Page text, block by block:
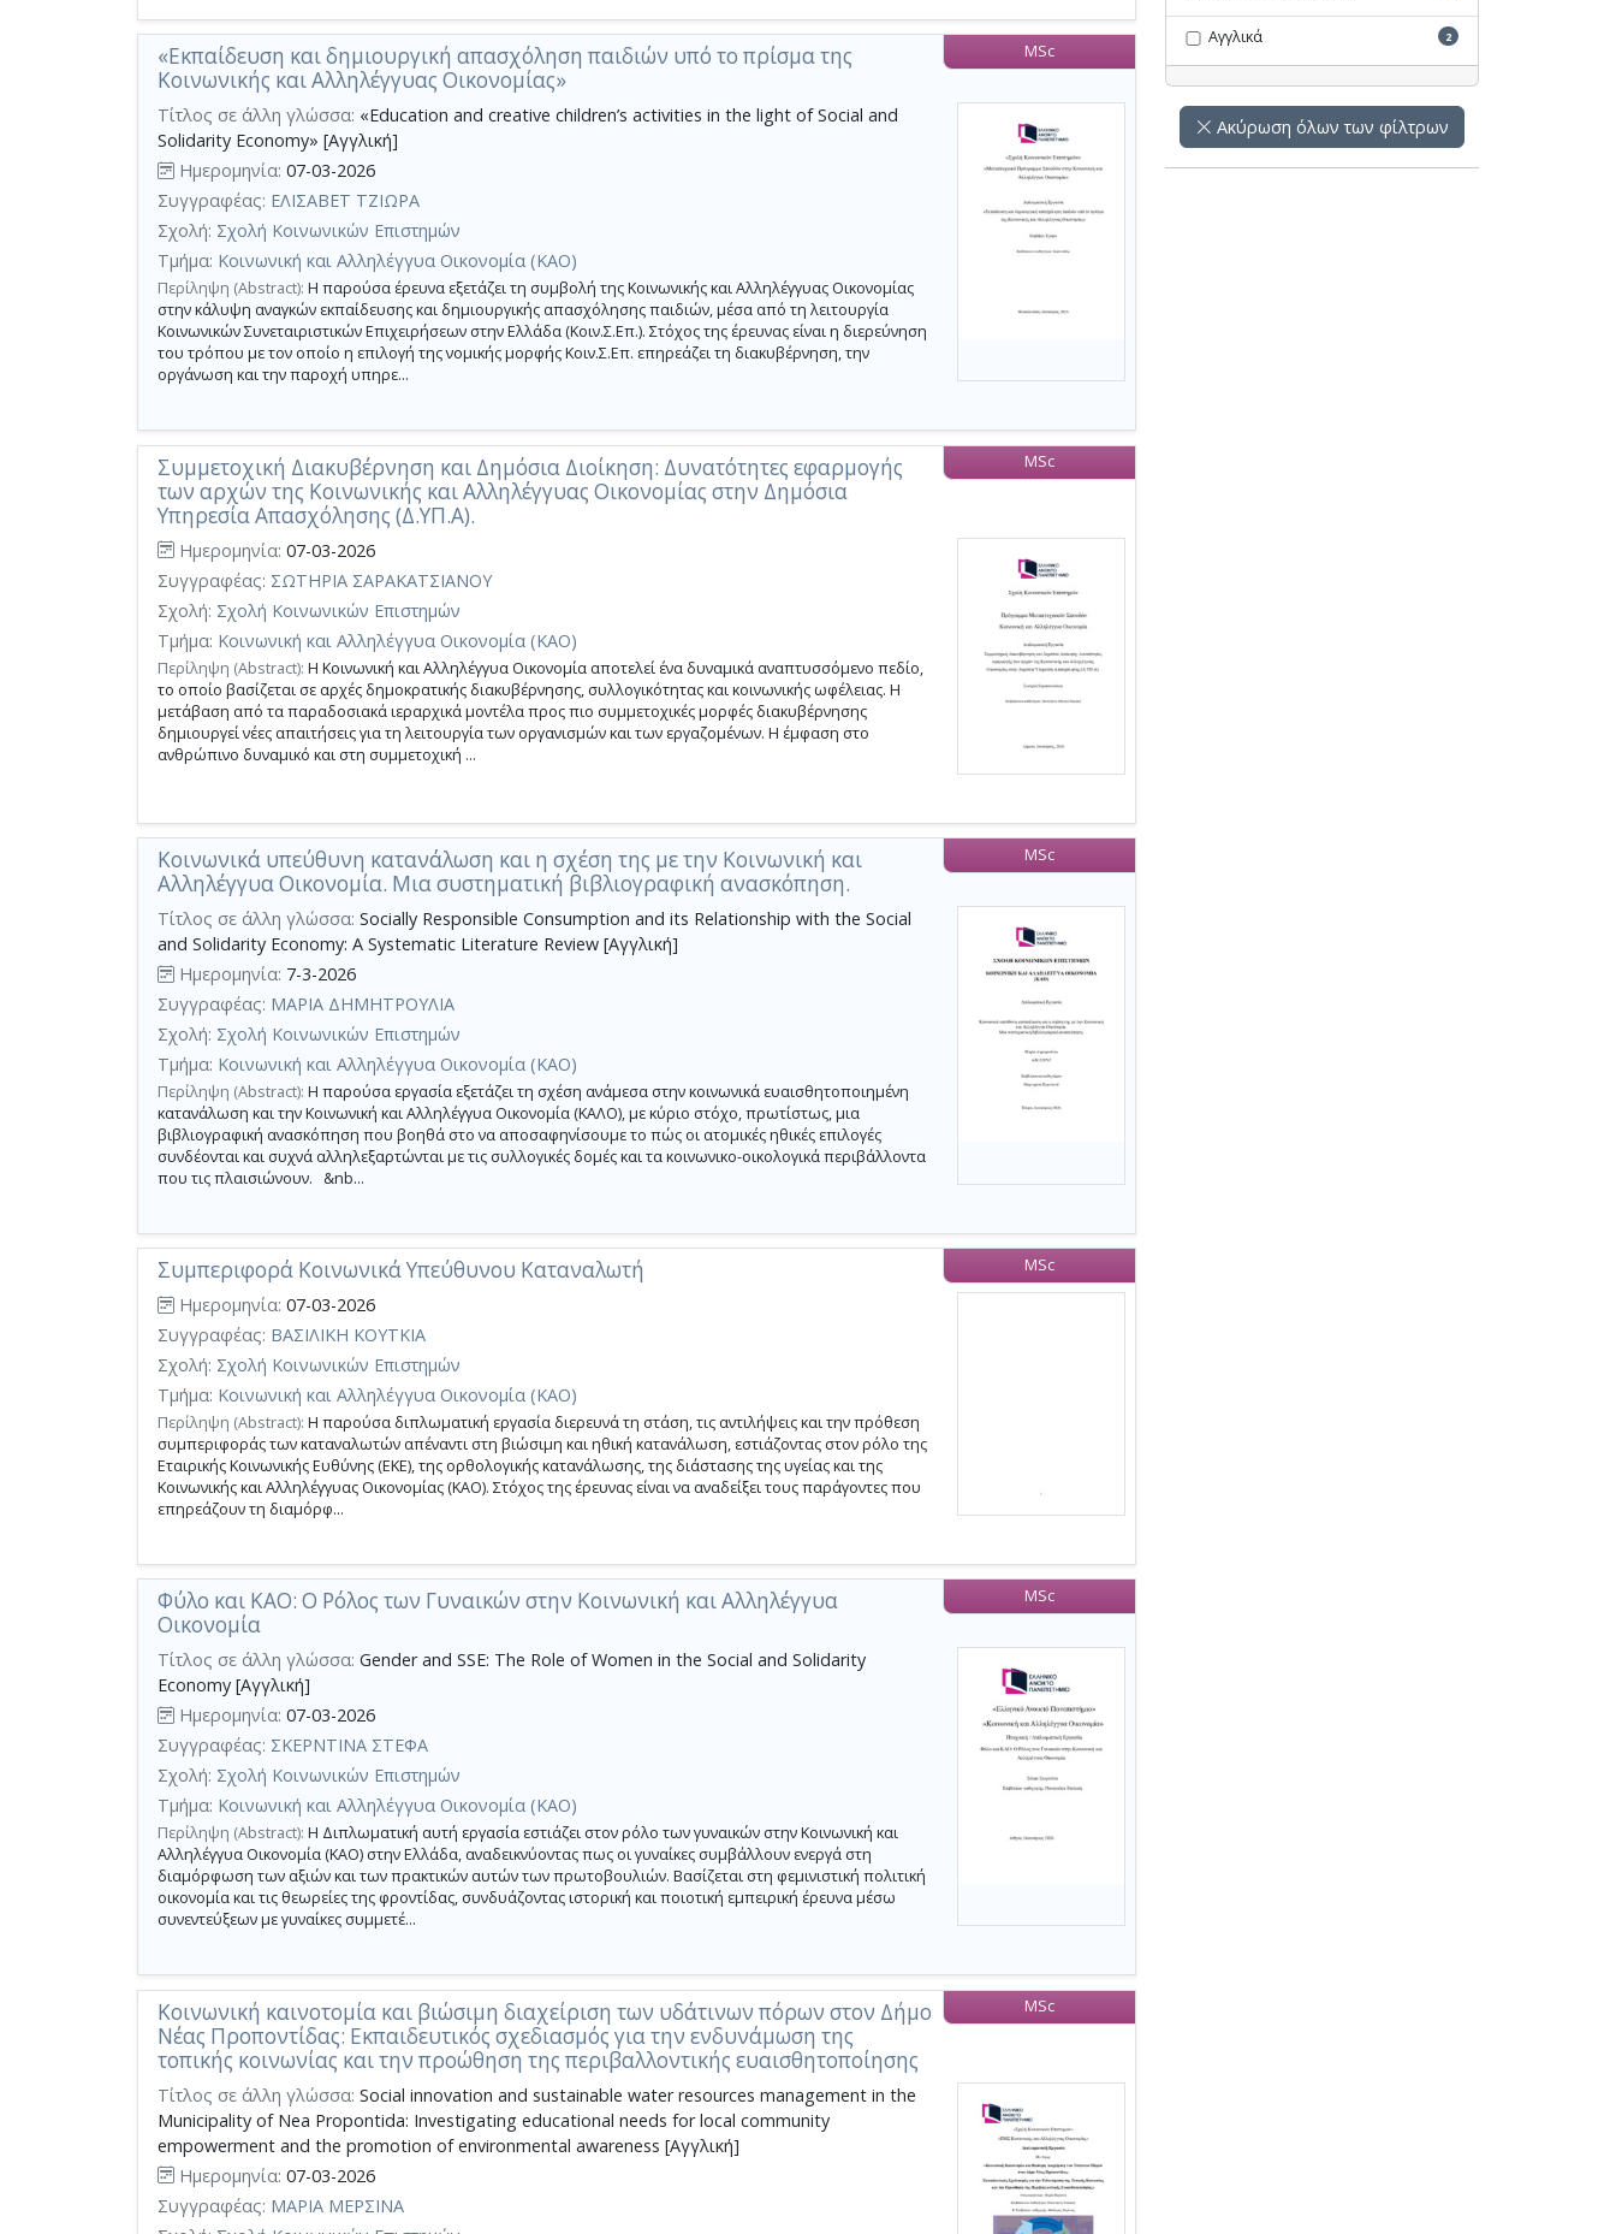
«Εκπαίδευση και δημιουργική απασχόληση παιδιών υπό το πρίσμα της
Κοινωνικής και Αλληλέγγυας Οικονομίας»
MSc
Τίτλος σε άλλη γλώσσα: «Education and creative children’s activities in the light of Social and
Solidarity Economy» [Αγγλική]
Ημερομηνία: 07-03-2026
Συγγραφέας: ΕΛΙΣΑΒΕΤ ΤΖΙΩΡΑ
Σχολή: Σχολή Κοινωνικών Επιστημών
Τμήμα: Κοινωνική και Αλληλέγγυα Οικονομία (ΚΑΟ)
Περίληψη (Abstract): Η παρούσα έρευνα εξετάζει τη συμβολή της Κοινωνικής και Αλληλέγγυας Οικονομίας
στην κάλυψη αναγκών εκπαίδευσης και δημιουργικής απασχόλησης παιδιών, μέσα από τη λειτουργία
Κοινωνικών Συνεταιριστικών Επιχειρήσεων στην Ελλάδα (Κοιν.Σ.Επ.). Στόχος της έρευνας είναι η διερεύνηση
του τρόπου με τον οποίο η επιλογή της νομικής μορφής Κοιν.Σ.Επ. επηρεάζει τη διακυβέρνηση, την
οργάνωση και την παροχή υπηρε...
Συμμετοχική Διακυβέρνηση και Δημόσια Διοίκηση: Δυνατότητες εφαρμογής
των αρχών της Κοινωνικής και Αλληλέγγυας Οικονομίας στην Δημόσια
Υπηρεσία Απασχόλησης (Δ.ΥΠ.Α).
MSc
Ημερομηνία: 07-03-2026
Συγγραφέας: ΣΩΤΗΡΙΑ ΣΑΡΑΚΑΤΣΙΑΝΟΥ
Σχολή: Σχολή Κοινωνικών Επιστημών
Τμήμα: Κοινωνική και Αλληλέγγυα Οικονομία (ΚΑΟ)
Περίληψη (Abstract): Η Κοινωνική και Αλληλέγγυα Οικονομία αποτελεί ένα δυναμικά αναπτυσσόμενο πεδίο,
το οποίο βασίζεται σε αρχές δημοκρατικής διακυβέρνησης, συλλογικότητας και κοινωνικής ωφέλειας. Η
μετάβαση από τα παραδοσιακά ιεραρχικά μοντέλα προς πιο συμμετοχικές μορφές διακυβέρνησης
δημιουργεί νέες απαιτήσεις για τη λειτουργία των οργανισμών και των εργαζομένων. Η έμφαση στο
ανθρώπινο δυναμικό και στη συμμετοχική ...
Κοινωνικά υπεύθυνη κατανάλωση και η σχέση της με την Κοινωνική και
Αλληλέγγυα Οικονομία. Μια συστηματική βιβλιογραφική ανασκόπηση.
MSc
Τίτλος σε άλλη γλώσσα: Socially Responsible Consumption and its Relationship with the Social
and Solidarity Economy: A Systematic Literature Review [Αγγλική]
Ημερομηνία: 7-3-2026
Συγγραφέας: ΜΑΡΙΑ ΔΗΜΗΤΡΟΥΛΙΑ
Σχολή: Σχολή Κοινωνικών Επιστημών
Τμήμα: Κοινωνική και Αλληλέγγυα Οικονομία (ΚΑΟ)
Περίληψη (Abstract): Η παρούσα εργασία εξετάζει τη σχέση ανάμεσα στην κοινωνικά ευαισθητοποιημένη
κατανάλωση και την Κοινωνική και Αλληλέγγυα Οικονομία (ΚΑΛΟ), με κύριο στόχο, πρωτίστως, μια
βιβλιογραφική ανασκόπηση που βοηθά στο να αποσαφηνίσουμε το πώς οι ατομικές ηθικές επιλογές
συνδέονται και συχνά αλληλεξαρτώνται με τις συλλογικές δομές και τα κοινωνικο-οικολογικά περιβάλλοντα
που τις πλαισιώνουν. &nb...
Συμπεριφορά Κοινωνικά Υπεύθυνου Καταναλωτή MSc
Ημερομηνία: 07-03-2026
Συγγραφέας: ΒΑΣΙΛΙΚΗ ΚΟΥΤΚΙΑ
Σχολή: Σχολή Κοινωνικών Επιστημών
Τμήμα: Κοινωνική και Αλληλέγγυα Οικονομία (ΚΑΟ)
Περίληψη (Abstract): Η παρούσα διπλωματική εργασία διερευνά τη στάση, τις αντιλήψεις και την πρόθεση
συμπεριφοράς των καταναλωτών απέναντι στη βιώσιμη και ηθική κατανάλωση, εστιάζοντας στον ρόλο της
Εταιρικής Κοινωνικής Ευθύνης (ΕΚΕ), της ορθολογικής κατανάλωσης, της διάστασης της υγείας και της
Κοινωνικής και Αλληλέγγυας Οικονομίας (ΚΑΟ). Στόχος της έρευνας είναι να αναδείξει τους παράγοντες που
επηρεάζουν τη διαμόρφ...
Φύλο και ΚΑΟ: Ο Ρόλος των Γυναικών στην Κοινωνική και Αλληλέγγυα
Οικονομία
MSc
Τίτλος σε άλλη γλώσσα: Gender and SSE: The Role of Women in the Social and Solidarity
Economy [Αγγλική]
Ημερομηνία: 07-03-2026
Συγγραφέας: ΣΚΕΡΝΤΙΝΑ ΣΤΕΦΑ
Σχολή: Σχολή Κοινωνικών Επιστημών
Τμήμα: Κοινωνική και Αλληλέγγυα Οικονομία (ΚΑΟ)
Περίληψη (Abstract): Η Διπλωματική αυτή εργασία εστιάζει στον ρόλο των γυναικών στην Κοινωνική και
Αλληλέγγυα Οικονομία (ΚΑΟ) στην Ελλάδα, αναδεικνύοντας πως οι γυναίκες συμβάλλουν ενεργά στη
διαμόρφωση των αξιών και των πρακτικών αυτών των πρωτοβουλιών. Βασίζεται στη φεμινιστική πολιτική
οικονομία και τις θεωρείες της φροντίδας, συνδυάζοντας ιστορική και ποιοτική εμπειρική έρευνα μέσω
συνεντεύξεων με γυναίκες συμμετέ...
Κοινωνική καινοτομία και βιώσιμη διαχείριση των υδάτινων πόρων στον Δήμο
Νέας Προποντίδας: Εκπαιδευτικός σχεδιασμός για την ενδυνάμωση της
τοπικής κοινωνίας και την προώθηση της περιβαλλοντικής ευαισθητοποίησης
MSc
Τίτλος σε άλλη γλώσσα: Social innovation and sustainable water resources management in the
Municipality of Nea Propontida: Investigating educational needs for local community
empowerment and the promotion of environmental awareness [Αγγλική]
Ημερομηνία: 07-03-2026
Συγγραφέας: ΜΑΡΙΑ ΜΕΡΣΙΝΑ
Αγγλικά 2
Ακύρωση όλων των φίλτρων